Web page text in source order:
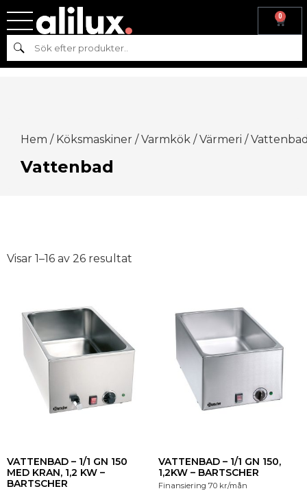
0
Sök
Hem / Köksmaskiner /Varmkök /Värmeri /
Vattenbad
Visar 1–16 av 26 resultat
VATTENBAD – 1/1 GN 150
MED KRAN, 1,2 KW –
BARTSCHER
VATTENBAD – 1/1 GN 150,
1,2KW – BARTSCHER
Finansiering 70 kr/mån